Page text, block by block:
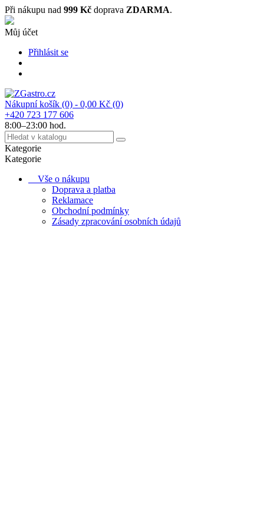
Při nákupu nad 999 Kč doprava ZDARMA.
Můj účet
Přihlásit se
Nákupní košík (0) - 0,00 Kč (0)
+420 723 177 606
8:00–23:00 hod.
Kategorie
Kategorie
Vše o nákupu
Doprava a platba
Reklamace
Obchodní podmínky
Zásady zpracování osobních údajů